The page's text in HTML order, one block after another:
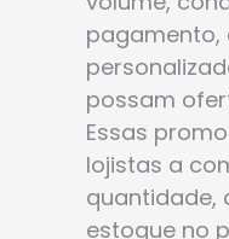
pagamento,
possam
Essas
lojistas a
quantidade,
estoque no